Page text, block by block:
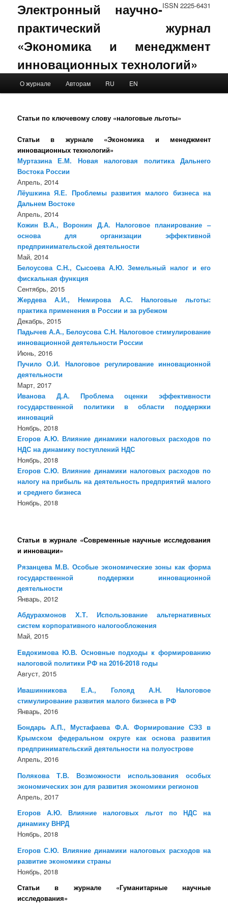
ISSN 2225-6431
Электронный научно-
практический журнал
«Экономика и менеджмент
инновационных технологий»
Skip to primary content
Skip to secondary content
О журнале Авторам RU EN
Статьи по ключевому слову «налоговые льготы»
Статьи в журнале «Экономика и менеджмент
инновационных технологий»
Муртазина Е.М. Новая налоговая политика Дальнего
Востока России
Апрель, 2014
Лёушкина Я.Е. Проблемы развития малого бизнеса на
Дальнем Востоке
Апрель, 2014
Кожин В.А., Воронин Д.А. Налоговое планирование –
основа для организации эффективной
предпринимательской деятельности
Май, 2014
Белоусова С.Н., Сысоева А.Ю. Земельный налог и его
фискальная функция
Сентябрь, 2015
Жердева А.И., Немирова А.С. Налоговые льготы:
практика применения в России и за рубежом
Декабрь, 2015
Падычев А.А., Белоусова С.Н. Налоговое стимулирование
инновационной деятельности России
Июнь, 2016
Пучило О.И. Налоговое регулирование инновационной
деятельности
Март, 2017
Иванова Д.А. Проблема оценки эффективности
государственной политики в области поддержки
инноваций
Ноябрь, 2018
Егоров А.Ю. Влияние динамики налоговых расходов по
НДС на динамику поступлений НДС
Ноябрь, 2018
Егоров С.Ю. Влияние динамики налоговых расходов по
налогу на прибыль на деятельность предприятий малого
и среднего бизнеса
Ноябрь, 2018
Статьи в журнале «Современные научные исследования
и инновации»
Рязанцева М.В. Особые экономические зоны как форма
государственной поддержки инновационной
деятельности
Январь, 2012
Абдурахмонов Х.Т. Использование альтернативных
систем корпоративного налогообложения
Май, 2015
Евдокимова Ю.В. Основные подходы к формированию
налоговой политики РФ на 2016-2018 годы
Август, 2015
Ивашинникова Е.А., Голояд А.Н. Налоговое
стимулирование развития малого бизнеса в РФ
Январь, 2016
Бондарь А.П., Мустафаева Ф.А. Формирование СЭЗ в
Крымском федеральном округе как основа развития
предпринимательский деятельности на полуострове
Апрель, 2016
Полякова Т.В. Возможности использования особых
экономических зон для развития экономики регионов
Апрель, 2017
Егоров А.Ю. Влияние налоговых льгот по НДС на
динамику ВНРД
Ноябрь, 2018
Егоров С.Ю. Влияние динамики налоговых расходов на
развитие экономики страны
Ноябрь, 2018
Статьи в журнале «Гуманитарные научные
исследования»